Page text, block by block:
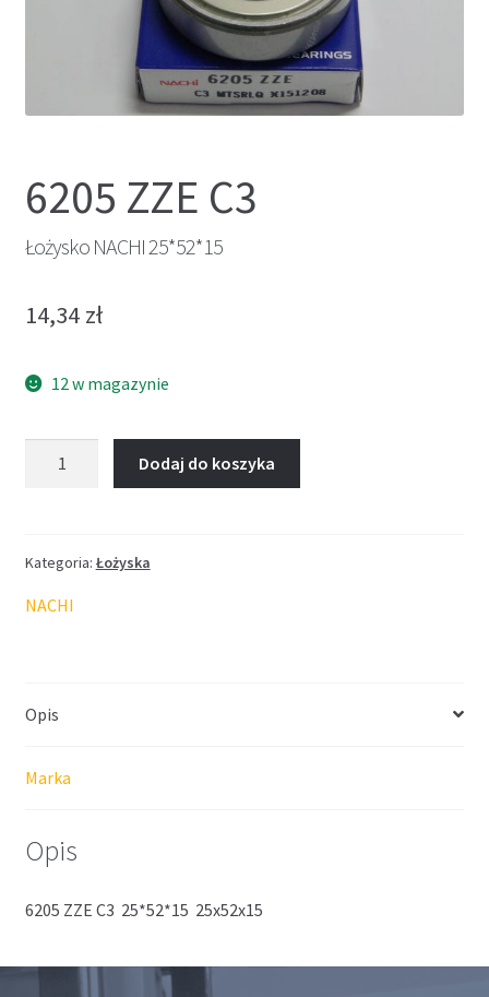
6205 ZZE C3
Łożysko NACHI 25*52*15
14,34 zł
12 w magazynie
Dodaj do koszyka
Kategoria: Łożyska
NACHI
Opis
Marka
Opis
6205 ZZE C3 25*52*15 25x52x15